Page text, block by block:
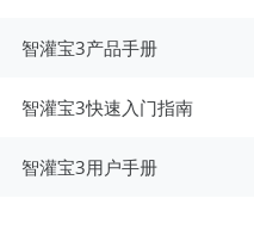
智灌宝3产品手册
智灌宝3快速入门指南
智灌宝3用户手册